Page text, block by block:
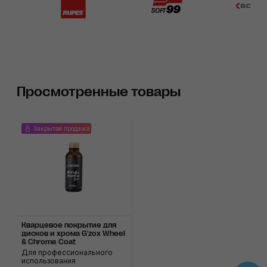
Просмотренные товары
Закрытая продажа
Кварцевое покрытие для
дисков и хрома G'zox Wheel
& Chrome Coat
Для профессионального
использования